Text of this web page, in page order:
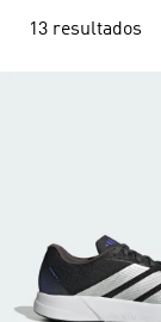
13 resultados